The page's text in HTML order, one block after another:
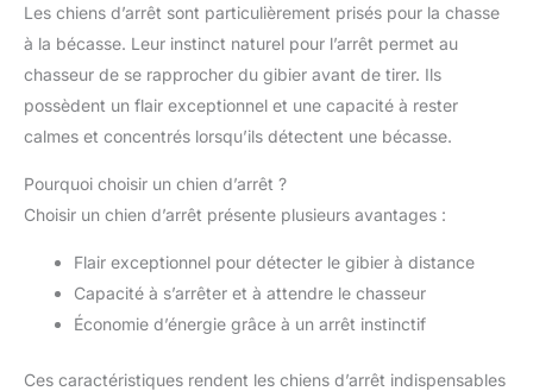
Les chiens d’arrêt sont particulièrement prisés pour la chasse
à la bécasse. Leur instinct naturel pour l’arrêt permet au
chasseur de se rapprocher du gibier avant de tirer. Ils
possèdent un flair exceptionnel et une capacité à rester
calmes et concentrés lorsqu’ils détectent une bécasse.
Pourquoi choisir un chien d’arrêt ?
Choisir un chien d’arrêt présente plusieurs avantages :
Flair exceptionnel pour détecter le gibier à distance
Capacité à s’arrêter et à attendre le chasseur
Économie d’énergie grâce à un arrêt instinctif
Ces caractéristiques rendent les chiens d’arrêt indispensables